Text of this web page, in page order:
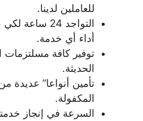
للعاملين لدينا.
التواجد 24
أداء أي خدمة.
توفير كافة
الحديثة.
تأمين أنواعا” عديدة
المكفولة.
السرعة في إنجاز